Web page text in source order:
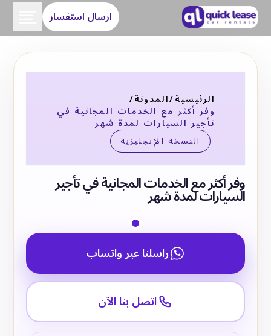
ارسال استفسار
الرئيسية/المدونة/
وفر أكثر مع الخدمات المجانية في
تأجير السيارات لمدة شهر
النسخة الإنجليزية
وفر أكثر مع الخدمات المجانية في تأجير
السيارات لمدة شهر
راسلنا عبر واتساب
اتصل بنا الآن